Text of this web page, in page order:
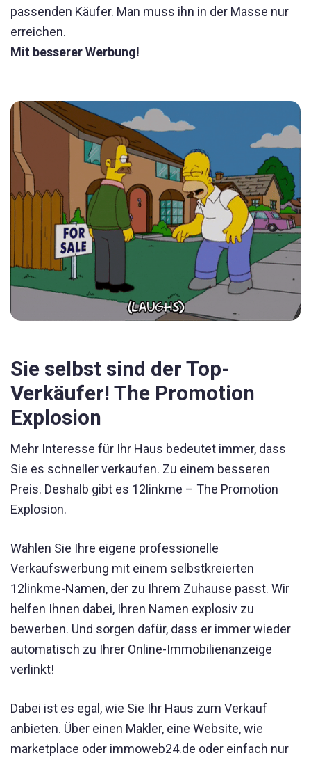
passenden Käufer. Man muss ihn in der Masse nur
erreichen.
Mit besserer Werbung!
Sie selbst sind der Top-
Verkäufer! The Promotion
Explosion
Mehr Interesse für Ihr Haus bedeutet immer, dass
Sie es schneller verkaufen. Zu einem besseren
Preis. Deshalb gibt es 12linkme – The Promotion
Explosion.
Wählen Sie Ihre eigene professionelle
Verkaufswerbung mit einem selbstkreierten
12linkme-Namen, der zu Ihrem Zuhause passt. Wir
helfen Ihnen dabei, Ihren Namen explosiv zu
bewerben. Und sorgen dafür, dass er immer wieder
automatisch zu Ihrer Online-Immobilienanzeige
verlinkt!
Dabei ist es egal, wie Sie Ihr Haus zum Verkauf
anbieten. Über einen Makler, eine Website, wie
marketplace oder immoweb24.de oder einfach nur